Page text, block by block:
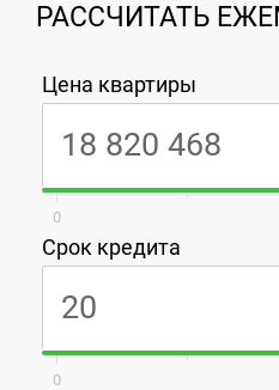
РАССЧИТАТЬ
Цена квартиры
0
Срок кредита
0